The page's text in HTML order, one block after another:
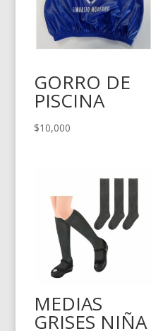
GORRO DE
PISCINA
$10,000
MEDIAS
GRISES NIÑA